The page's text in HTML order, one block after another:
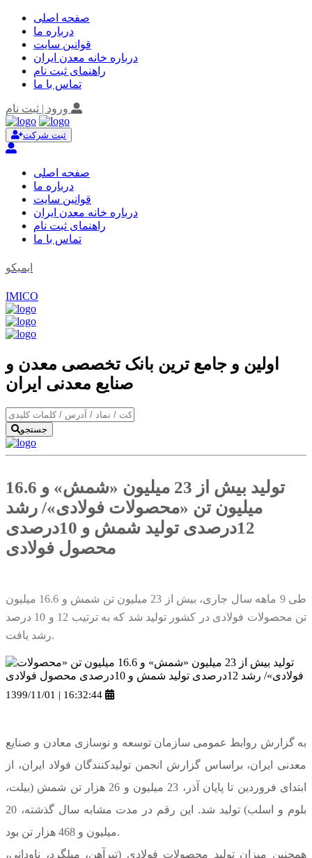
صفحه اصلی
درباره ما
قوانین سایت
درباره خانه معدن ایران
راهنمای ثبت نام
تماس با ما
ورود | ثبت نام
ثبت شرکت
صفحه اصلی
درباره ما
قوانین سایت
درباره خانه معدن ایران
راهنمای ثبت نام
تماس با ما
ایمیکو
IMICO
اولین و جامع ترین بانک تخصصی معدن و
صنایع معدنی ایران
جستجو
تولید بیش از 23 میلیون «شمش» و 16.6
میلیون تن «محصولات فولادی»/ رشد
12درصدی تولید شمش و 10درصدی
محصول فولادی
طی 9 ماهه سال جاری، بیش از 23 میلیون تن شمش و 16.6 میلیون
تن محصولات فولادی در کشور تولید شد که به ترتیب 12 و 10 درصد
رشد یافت.
1399/11/01 | 16:32:44
به گزارش روابط عمومی سازمان توسعه و نوسازی معادن و صنایع
معدنی ایران، براساس گزارش انجمن تولیدکنندگان فولاد ایران، از
ابتدای فروردین تا پایان آذر، 23 میلیون و 26 هزار تن شمش (بیلت،
بلوم و اسلب) تولید شد. این رقم در مدت مشابه سال گذشته، 20
میلیون و 468 هزار تن بود.
همچنین میزان تولید محصولات فولادی (تیرآهن، میلگرد، ناودانی،